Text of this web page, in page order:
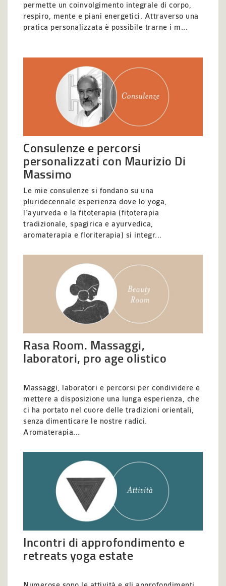
permette un coinvolgimento integrale di corpo,
respiro, mente e piani energetici. Attraverso una
pratica personalizzata è possibile trarne i m...
Consulenze e percorsi
personalizzati con Maurizio Di
Massimo
Le mie consulenze si fondano su una
pluridecennale esperienza dove lo yoga,
l’ayurveda e la fitoterapia (fitoterapia
tradizionale, spagirica e ayurvedica,
aromaterapia e floriterapia) si integr...
Rasa Room. Massaggi,
laboratori, pro age olistico
Massaggi, laboratori e percorsi per condividere e
mettere a disposizione una lunga esperienza, che
ci ha portato nel cuore delle tradizioni orientali,
senza dimenticare le nostre radici.
Aromaterapia...
Incontri di approfondimento e
retreats yoga estate